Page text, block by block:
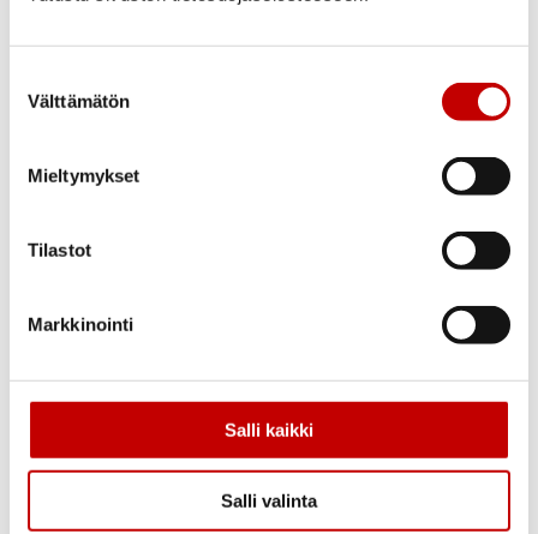
valinta
Välttämätön
Mieltymykset
Tilastot
Markkinointi
Salli kaikki
Salli valinta